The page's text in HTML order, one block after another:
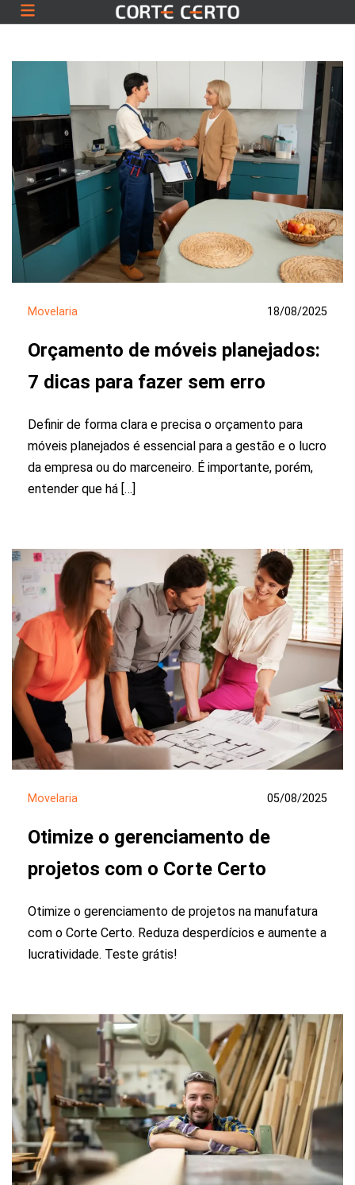
Movelaria 18/08/2025
Orçamento de móveis planejados:
7 dicas para fazer sem erro
Definir de forma clara e precisa o orçamento para
móveis planejados é essencial para a gestão e o lucro
da empresa ou do marceneiro. É importante, porém,
entender que há […]
Movelaria 05/08/2025
Otimize o gerenciamento de
projetos com o Corte Certo
Otimize o gerenciamento de projetos na manufatura
com o Corte Certo. Reduza desperdícios e aumente a
lucratividade. Teste grátis!